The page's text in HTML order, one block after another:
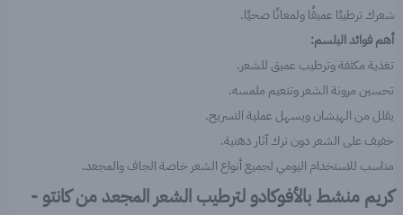
شعرك ترطيبًا عميقًا ولمعانًا صحيًا.
أهم فوائد البلسم:
تغذية مكثفة وترطيب عميق للشعر.
تحسين مرونة الشعر وتنعيم ملمسه.
يقلل من الهيشان ويسهل عملية التسريح.
خفيف على الشعر دون ترك آثار دهنية.
مناسب للاستخدام اليومي لجميع أنواع الشعر خاصة الجاف والمجعد.
كريم منشط بالأفوكادو لترطيب الشعر المجعد من كانتو -